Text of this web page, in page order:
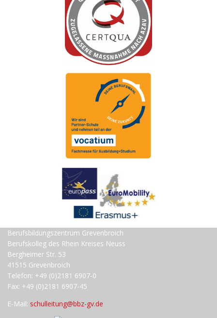
Berufsbildungszentrum Grevenbroich
Berufskolleg des Rhein Kreises Neuss
Bergheimer Str. 53
41515 Grevenbroich
Telefon: +49 (0)2181 6907-0
Fax: +49 (0)2181 6907-45
E-Mail: schulleitung@bbz-gv.de